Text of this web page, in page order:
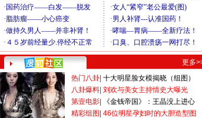
更多
热门八卦 十大明星脸女模揭晓（组图）
八卦爆料 刘欢与美女主持情史大曝光
第壹电影
《金钱帝国》：王晶没上进心
精彩组图 46位明星孕妇时的大胆造型图